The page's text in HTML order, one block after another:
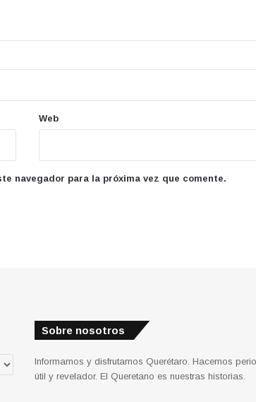
Web
navegador para la próxima vez que comente.
Sobre nosotros
Informamos y disfrutamos Querétaro. Hacemos
útil y revelador. El Queretano es nuestras historias.